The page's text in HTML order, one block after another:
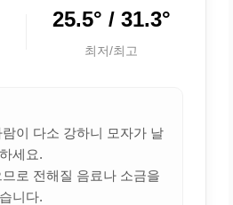
25.5° / 31.3°
최저/최고
이 다소 강하니 모자가 날
세요.
로 전해질 음료나 소금을
니다.